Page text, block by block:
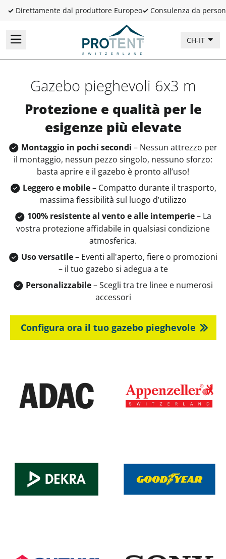
✓ Direttamente dal produttore Europeo✓ Consulenza da
CH-IT
Gazebo pieghevoli 6x3 m
Protezione e qualità per le
esigenze più elevate
Montaggio in pochi secondi – Nessun attrezzo per
il montaggio, nessun pezzo singolo, nessuno sforzo:
basta aprire e il gazebo è pronto all’uso!
Leggero e mobile– Compatto durante il trasporto,
massima flessibilità sul luogo d’utilizzo
100% resistente al vento e alle intemperie– La
vostra protezione affidabile in qualsiasi condizione
atmosferica.
Uso versatile– Eventi all'aperto, fiere o promozioni
– il tuo gazebo si adegua a te
Personalizzabile– Scegli tra tre linee e numerosi
accessori
Configura ora il tuo gazebo pieghevole